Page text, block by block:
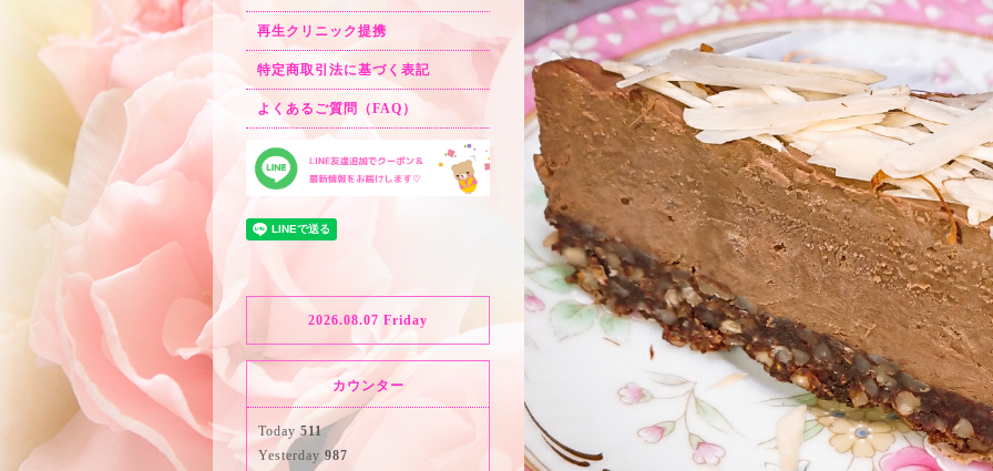
再生クリニック提携
特定商取引法に基づく表記
よくあるご質問（FAQ）
2026.08.07 Friday
カウンター
Today 511
Yesterday 987